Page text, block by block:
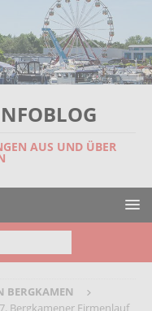
AUS UND ÜBER
BERGKAMEN
Bergkamener Firmenlauf